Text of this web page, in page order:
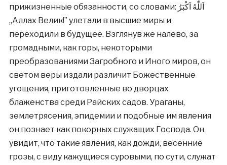
прижизненные обязанности, со словами: اَللّٰهُ اَكْبَرُ
,,Аллах Велик!” улетали в высшие миры и
переходили в будущее. Взглянув же налево, за
громадными, как горы, некоторыми
преобразованиями Загробного и Иного миров, он
светом веры издали различит Божественные
угощения, приготовленные во дворцах
блаженства среди Райских садов. Ураганы,
землетрясения, эпидемии и подобные им явления
он познает как покорных служащих Господа. Он
увидит, что такие явления, как дожди, весенние
грозы, с виду кажущиеся суровыми, по сути, служат